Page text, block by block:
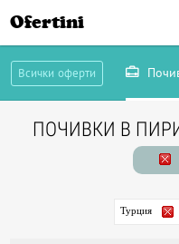
Ofertini
Всички оферти
ПОЧИВКИ В
Турция